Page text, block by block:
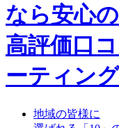
地域の皆様に